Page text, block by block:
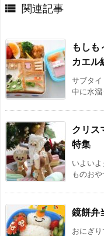
 関連記事
もしも
カエル
サブタ
中に水
クリス
特集
いよい
ものお
鏡餅弁
おにぎ